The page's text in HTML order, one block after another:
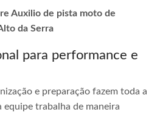
Auxilio de pista moto de
da Serra
para performance e
e preparação fazem toda a
equipe trabalha de maneira